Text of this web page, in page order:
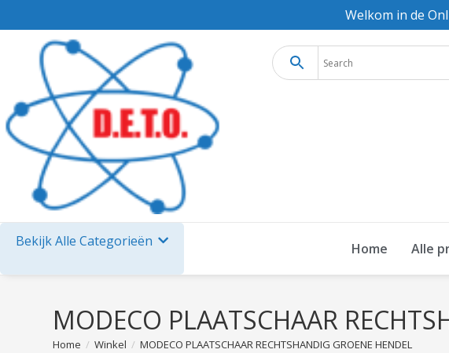
Welkom in de
Bekijk Alle Categorieën Home Alle
MODECO PLAATSCHAAR
Home / Winkel / MODECO PLAATSCHAAR RECHTSHANDIG GROENE HENDEL